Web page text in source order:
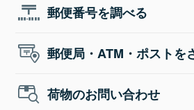
郵便番号を調べる
郵便局・ATM・ポストを
荷物のお問い合わせ